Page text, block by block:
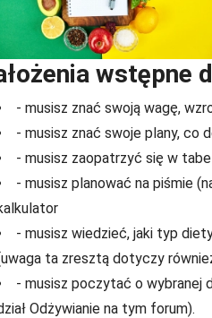
wstępne
- musisz znać swoją wagę,
- musisz znać swoje plany, co
- musisz zaopatrzyć się w
- musisz planować na piśmie
- musisz wiedzieć, jaki typ
ta zresztą dotyczy
- musisz poczytać o wybranej
Odżywianie na tym forum).